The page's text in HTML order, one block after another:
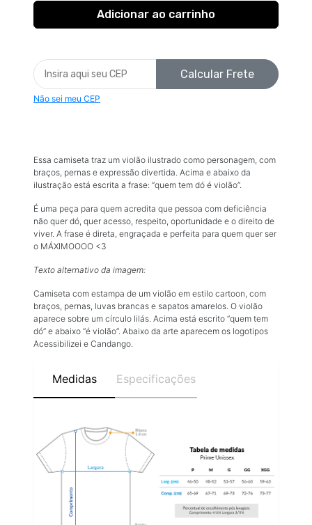
Calcular Frete
Não sei meu CEP
Essa camiseta traz um violão ilustrado como personagem, com
braços, pernas e expressão divertida. Acima e abaixo da
ilustração está escrita a frase: “quem tem dó é violão”.
É uma peça para quem acredita que pessoa com deficiência
não quer dó, quer acesso, respeito, oportunidade e o direito de
viver. A frase é direta, engraçada e perfeita para quem quer ser
o MÁXIMOOOO <3
Texto alternativo da imagem:
Camiseta com estampa de um violão em estilo cartoon, com
braços, pernas, luvas brancas e sapatos amarelos. O violão
aparece sobre um círculo lilás. Acima está escrito “quem tem
dó” e abaixo “é violão”. Abaixo da arte aparecem os logotipos
Acessibilizei e Candango.
Medidas Especificações